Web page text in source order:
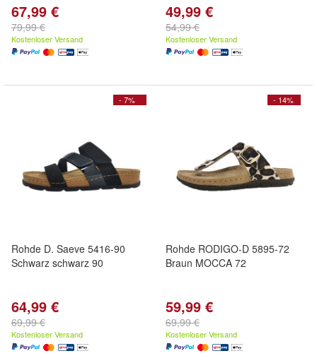
67,99 €
79,99 €
Kostenloser Versand
49,99 €
54,99 €
Kostenloser Versand
- 7%
Rohde D. Saeve 5416-90
Schwarz schwarz 90
64,99 €
69,99 €
Kostenloser Versand
- 14%
Rohde RODIGO-D 5895-72
Braun MOCCA 72
59,99 €
69,99 €
Kostenloser Versand